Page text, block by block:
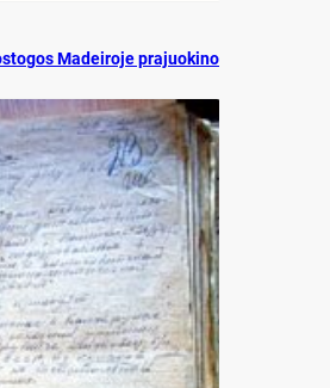
Ma­dei­ro­je pra­juo­ki­no